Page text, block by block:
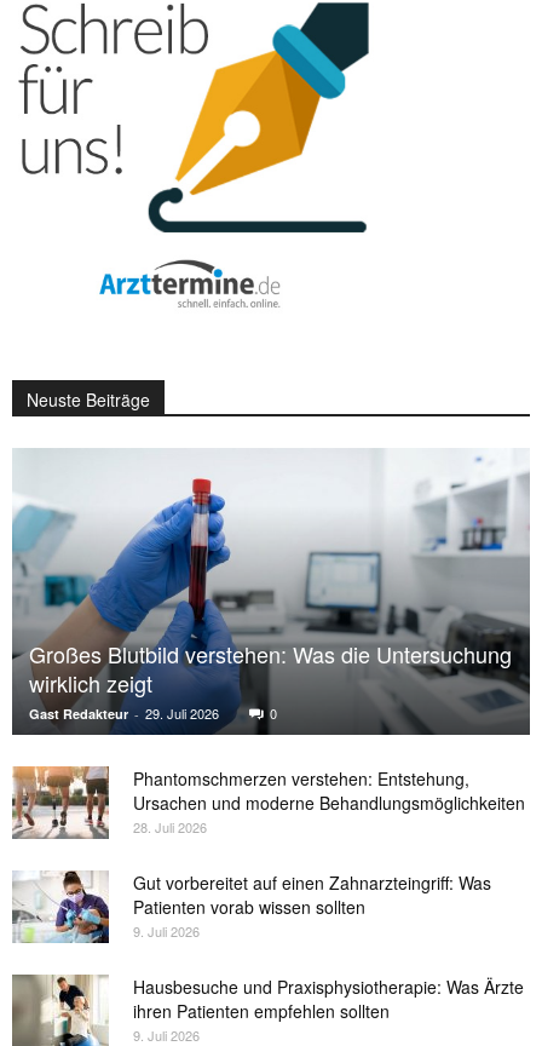
Neuste Beiträge
Großes Blutbild verstehen: Was die Untersuchung
wirklich zeigt
Gast Redakteur - 29. Juli 2026 0
Phantomschmerzen verstehen: Entstehung,
Ursachen und moderne Behandlungsmöglichkeiten
28. Juli 2026
Gut vorbereitet auf einen Zahnarzteingriff: Was
Patienten vorab wissen sollten
9. Juli 2026
Hausbesuche und Praxisphysiotherapie: Was Ärzte
ihren Patienten empfehlen sollten
9. Juli 2026